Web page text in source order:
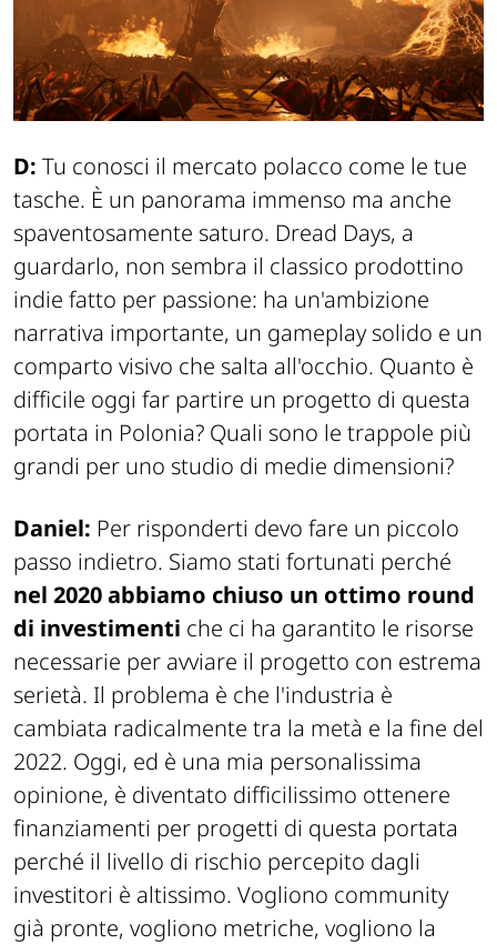
D: Tu conosci il mercato polacco come le tue
tasche. È un panorama immenso ma anche
spaventosamente saturo. Dread Days, a
guardarlo, non sembra il classico prodottino
indie fatto per passione: ha un'ambizione
narrativa importante, un gameplay solido e un
comparto visivo che salta all'occhio. Quanto è
difficile oggi far partire un progetto di questa
portata in Polonia? Quali sono le trappole più
grandi per uno studio di medie dimensioni?
Daniel: Per risponderti devo fare un piccolo
passo indietro. Siamo stati fortunati perché
nel 2020 abbiamo chiuso un ottimo round
di investimenti che ci ha garantito le risorse
necessarie per avviare il progetto con estrema
serietà. Il problema è che l'industria è
cambiata radicalmente tra la metà e la fine del
2022. Oggi, ed è una mia personalissima
opinione, è diventato difficilissimo ottenere
finanziamenti per progetti di questa portata
perché il livello di rischio percepito dagli
investitori è altissimo. Vogliono community
già pronte, vogliono metriche, vogliono la